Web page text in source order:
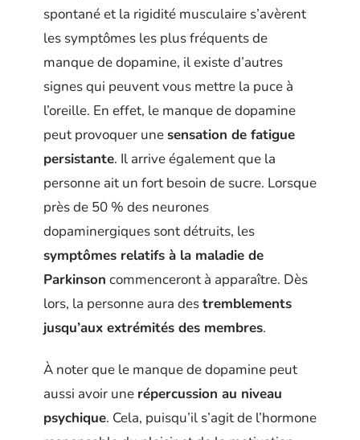
spontané et la rigidité musculaire s’avèrent
les symptômes les plus fréquents de
manque de dopamine, il existe d’autres
signes qui peuvent vous mettre la puce à
l’oreille. En effet, le manque de dopamine
peut provoquer unesensation de fatigue
persistante. Il arrive également que la
personne ait un fort besoin de sucre. Lorsque
près de 50 % des neurones
dopaminergiques sont détruits, les
symptômes relatifs à la maladie de
Parkinson commenceront à apparaître. Dès
lors, la personne aura destremblements
jusqu’aux extrémités des membres.
À noter que le manque de dopamine peut
aussi avoir une répercussion au niveau
psychique. Cela, puisqu’il s’agit de l’hormone